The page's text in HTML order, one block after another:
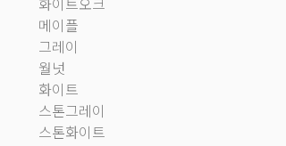
메이플
그레이
월넛
화이트
스톤그레이
스톤화이트